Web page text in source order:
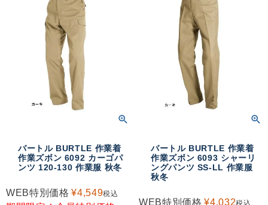
バートル BURTLE 作業着
作業ズボン 6092 カーゴパ
ンツ 120-130 作業服 秋冬
WEB特別価格 ¥4,549税込
バートル BURTLE 作業着
作業ズボン 6093 シャーリ
ングパンツ SS-LL 作業服
秋冬
WEB特別価格 ¥4,032